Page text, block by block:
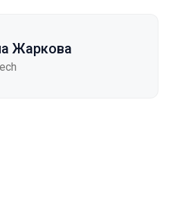
Жаркова